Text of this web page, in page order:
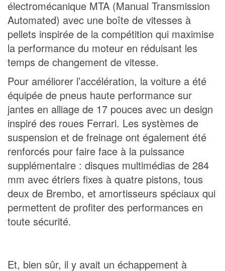
électromécanique MTA (Manual Transmission
Automated) avec une boîte de vitesses à
pellets inspirée de la compétition qui maximise
la performance du moteur en réduisant les
temps de changement de vitesse.
Pour améliorer l’accélération, la voiture a été
équipée de pneus haute performance sur
jantes en alliage de 17 pouces avec un design
inspiré des roues Ferrari. Les systèmes de
suspension et de freinage ont également été
renforcés pour faire face à la puissance
supplémentaire : disques multimédias de 284
mm avec étriers fixes à quatre pistons, tous
deux de Brembo, et amortisseurs spéciaux qui
permettent de profiter des performances en
toute sécurité.
Et, bien sûr, il y avait un échappement à